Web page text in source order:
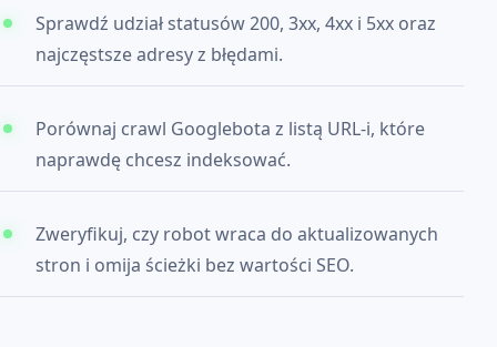
Sprawdź udział statusów 200, 3xx, 4xx i 5xx oraz
najczęstsze adresy z błędami.
Porównaj crawl Googlebota z listą URL-i, które
naprawdę chcesz indeksować.
Zweryfikuj, czy robot wraca do aktualizowanych
stron i omija ścieżki bez wartości SEO.